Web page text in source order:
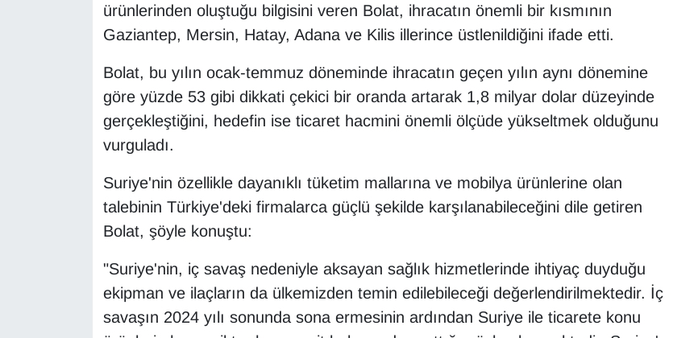
ürünlerinden oluştuğu bilgisini veren Bolat, ihracatın önemli bir kısmının
Gaziantep, Mersin, Hatay, Adana ve Kilis illerince üstlenildiğini ifade etti.
Bolat, bu yılın ocak-temmuz döneminde ihracatın geçen yılın aynı dönemine
göre yüzde 53 gibi dikkati çekici bir oranda artarak 1,8 milyar dolar düzeyinde
gerçekleştiğini, hedefin ise ticaret hacmini önemli ölçüde yükseltmek olduğunu
vurguladı.
Suriye'nin özellikle dayanıklı tüketim mallarına ve mobilya ürünlerine olan
talebinin Türkiye'deki firmalarca güçlü şekilde karşılanabileceğini dile getiren
Bolat, şöyle konuştu:
"Suriye'nin, iç savaş nedeniyle aksayan sağlık hizmetlerinde ihtiyaç duyduğu
ekipman ve ilaçların da ülkemizden temin edilebileceği değerlendirilmektedir. İç
savaşın 2024 yılı sonunda sona ermesinin ardından Suriye ile ticarete konu